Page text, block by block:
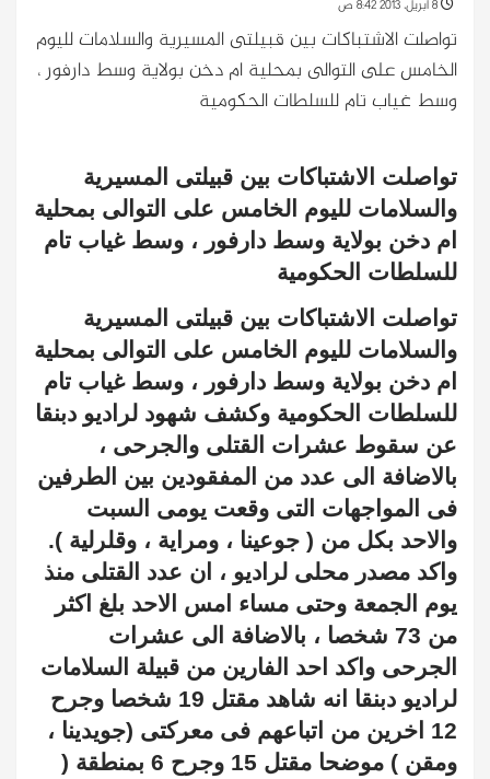
تواصلت الاشتباكات بين قبيلتى المسيرية والسلامات لليوم
الخامس على التوالى بمحلية ام دخن بولاية وسط دارفور ،
وسط غياب تام للسلطات الحكومية
تواصلت الاشتباكات بين قبيلتى المسيرية
والسلامات لليوم الخامس على التوالى بمحلية
ام دخن بولاية وسط دارفور ، وسط غياب تام
للسلطات الحكومية
تواصلت الاشتباكات بين قبيلتى المسيرية
والسلامات لليوم الخامس على التوالى بمحلية
ام دخن بولاية وسط دارفور ، وسط غياب تام
للسلطات الحكومية وكشف شهود لراديو دبنقا
عن سقوط عشرات القتلى والجرحى ،
بالاضافة الى عدد من المفقودين بين الطرفين
فى المواجهات التى وقعت يومى السبت
والاحد بكل من ( جوعينا ، ومراية ، وقلرلية ).
واكد مصدر محلى لراديو ، ان عدد القتلى منذ
يوم الجمعة وحتى مساء امس الاحد بلغ اكثر
من 73 شخصا ، بالاضافة الى عشرات
الجرحى واكد احد الفارين من قبيلة السلامات
لراديو دبنقا انه شاهد مقتل 19 شخصا وجرح
12 اخرين من اتباعهم فى معركتى (جويدينا ،
ومقن ) موضحا مقتل 15 وجرح 6 بمنطقة (